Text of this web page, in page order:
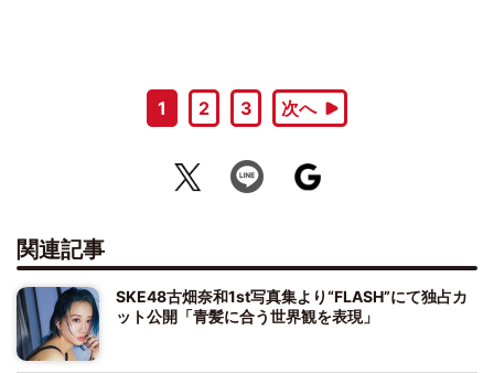
1 2 3 次へ
関連記事
SKE48古畑奈和1st写真集より“FLASH”にて独占カ
ット公開「青髪に合う世界観を表現」